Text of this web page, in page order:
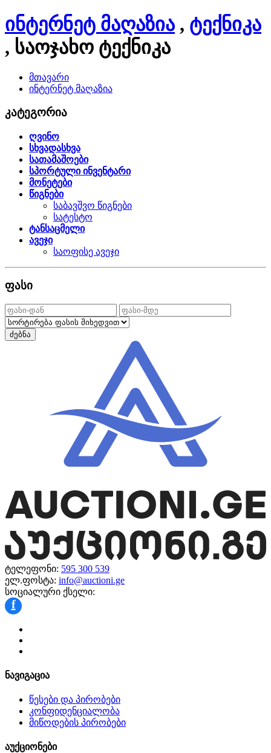
ინტერნეტ მაღაზია , ტექნიკა
, საოჯახო ტექნიკა
მთავარი
ინტერნეტ მაღაზია
კატეგორია
ღვინო
სხვადასხვა
სათამაშოები
სპორტული ინვენტარი
მონეტები
წიგნები
საბავშვო წიგნები
სატესტო
ტანსაცმელი
ავეჯი
საოფისე ავეჯი
ფასი
ძებნა
ტელეფონი: 595 300 539
ელ.ფოსტა: info@auctioni.ge
სოციალური ქსელი:
f
ნავიგაცია
წესები და პირობები
კონფიდენციალობა
მიწოდების პირობები
აუქციონები